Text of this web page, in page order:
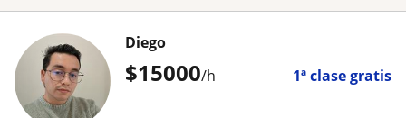
$15000/h 1ª clase gratis
Diego